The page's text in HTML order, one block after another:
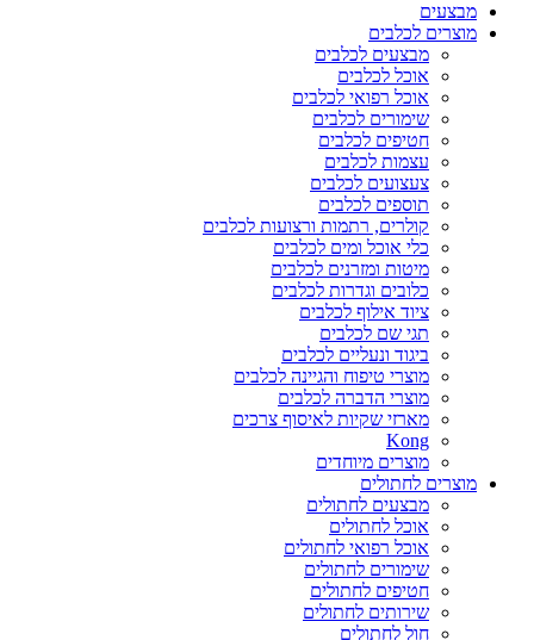
מבצעים
מוצרים לכלבים
מבצעים לכלבים
אוכל לכלבים
אוכל רפואי לכלבים
שימורים לכלבים
חטיפים לכלבים
עצמות לכלבים
צעצועים לכלבים
תוספים לכלבים
קולרים, רתמות ורצועות לכלבים
כלי אוכל ומים לכלבים
מיטות ומזרנים לכלבים
כלובים וגדרות לכלבים
ציוד אילוף לכלבים
תגי שם לכלבים
ביגוד ונעליים לכלבים
מוצרי טיפוח והגיינה לכלבים
מוצרי הדברה לכלבים
מארזי שקיות לאיסוף צרכים
Kong
מוצרים מיוחדים
מוצרים לחתולים
מבצעים לחתולים
אוכל לחתולים
אוכל רפואי לחתולים
שימורים לחתולים
חטיפים לחתולים
שירותים לחתולים
חול לחתולים